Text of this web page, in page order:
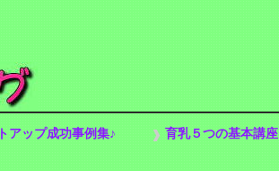
アップ成功事例集♪ 育乳５つの基本講座